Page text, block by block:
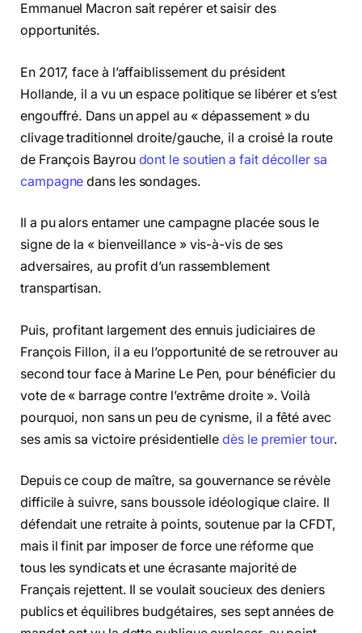
Emmanuel Macron sait repérer et saisir des
opportunités.
En 2017, face à l’affaiblissement du président
Hollande, il a vu un espace politique se libérer et s’est
engouffré. Dans un appel au « dépassement » du
clivage traditionnel droite/gauche, il a croisé la route
de François Bayrou dont le soutien a fait décoller sa
campagne dans les sondages.
Il a pu alors entamer une campagne placée sous le
signe de la « bienveillance » vis-à-vis de ses
adversaires, au profit d’un rassemblement
transpartisan.
Puis, profitant largement des ennuis judiciaires de
François Fillon, il a eu l’opportunité de se retrouver au
second tour face à Marine Le Pen, pour bénéficier du
vote de « barrage contre l’extrême droite ». Voilà
pourquoi, non sans un peu de cynisme, il a fêté avec
ses amis sa victoire présidentielledès le premier tour.
Depuis ce coup de maître, sa gouvernance se révèle
difficile à suivre, sans boussole idéologique claire. Il
défendait une retraite à points, soutenue par la CFDT,
mais il finit par imposer de force une réforme que
tous les syndicats et une écrasante majorité de
Français rejettent. Il se voulait soucieux des deniers
publics et équilibres budgétaires, ses sept années de